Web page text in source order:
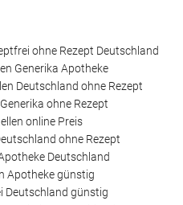
ohne Rezept Deutschland
Generika Apotheke
Deutschland ohne Rezept
ohne Rezept
online Preis
ohne Rezept
Deutschland
Apotheke günstig
Deutschland günstig